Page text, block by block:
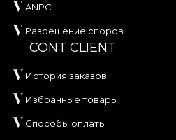
ANPC
Разрешение споров
CONT CLIENT
История заказов
Избранные товары
Способы оплаты